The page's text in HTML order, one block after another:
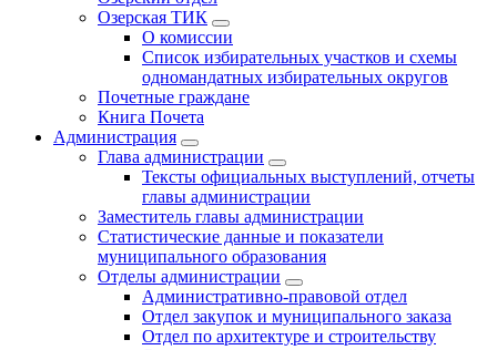
Озерская ТИК
О комиссии
Список избирательных участков и схемы
одномандатных избирательных округов
Почетные граждане
Книга Почета
Администрация
Глава администрации
Тексты официальных выступлений, отчеты
главы администрации
Заместитель главы администрации
Статистические данные и показатели
муниципального образования
Отделы администрации
Административно-правовой отдел
Отдел закупок и муниципального заказа
Отдел по архитектуре и строительству